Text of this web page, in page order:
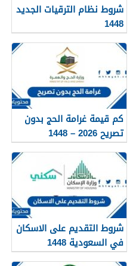
شروط نظام الترقيات الجديد
1448
كم قيمة غرامة الحج بدون
تصريح 2026 – 1448
شروط التقديم على الاسكان
في السعودية 1448